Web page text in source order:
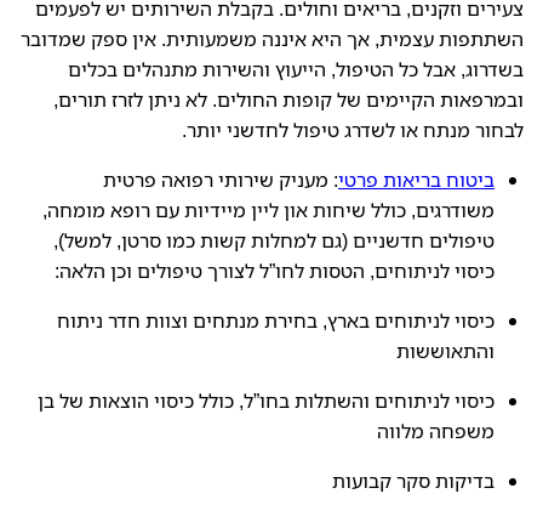
צעירים וזקנים, בריאים וחולים. בקבלת השירותים יש לפעמים
השתתפות עצמית, אך היא איננה משמעותית. אין ספק שמדובר
בשדרוג, אבל כל הטיפול, הייעוץ והשירות מתנהלים בכלים
ובמרפאות הקיימים של קופות החולים. לא ניתן לזרז תורים,
לבחור מנתח או לשדרג טיפול לחדשני יותר.
ביטוח בריאות פרטי: מעניק שירותי רפואה פרטית
משודרגים, כולל שיחות און ליין מיידיות עם רופא מומחה,
טיפולים חדשניים (גם למחלות קשות כמו סרטן, למשל),
כיסוי לניתוחים, הטסות לחו”ל לצורך טיפולים וכן הלאה:
כיסוי לניתוחים בארץ, בחירת מנתחים וצוות חדר ניתוח
והתאוששות
כיסוי לניתוחים והשתלות בחו”ל, כולל כיסוי הוצאות של בן
משפחה מלווה
בדיקות סקר קבועות